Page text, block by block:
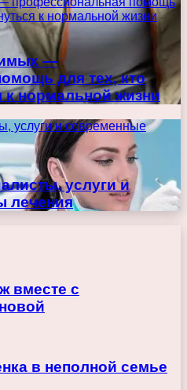
к нормальной жизни
—
для тех, кто
к нормальной жизни
услуги и современные
услуги и
лечения
вместе с
в неполной семье